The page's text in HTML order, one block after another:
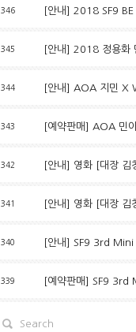
346 [안내] 2018 SF9
345 [안내] 2018 정용화
344 [안내] AOA 지민 X
343 [예약판매] AOA 민
342 [안내] 영화 [대장 김
341 [안내] 영화 [대장 김
340 [안내] SF9 3rd Mini
339 [예약판매] SF9 3rd
Search